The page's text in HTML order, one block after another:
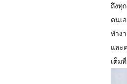
ถึงทุ
ตนเ
ทำง
และ
เต็มที่